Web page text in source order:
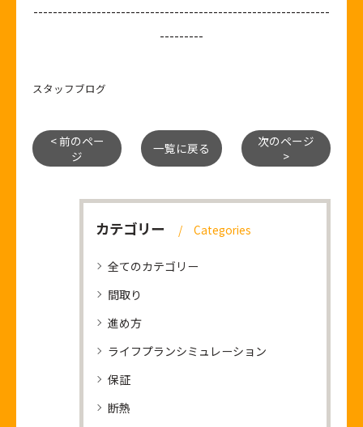
-------------------------------------------------------------
---------
スタッフブログ
< 前のペー
ジ
一覧に戻る
次のページ
>
カテゴリー Categories
全てのカテゴリー
間取り
進め方
ライフプランシミュレーション
保証
断熱